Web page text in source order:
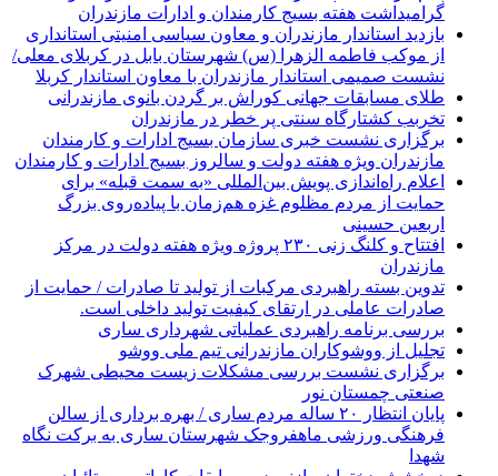
گرامیداشت هفته بسیج کارمندان و ادارات مازندران
بازدید استاندار مازندران و معاون سیاسی امنیتی استانداری
از موکب فاطمه الزهرا (س) شهرستان بابل در کربلای معلی/
نشست صمیمی استاندار مازندران با معاون استاندار کربلا
طلای مسابقات جهانی کوراش بر گردن بانوی مازندرانی
تخربب کشتارگاه سنتی پر خطر در مازندران
برگزاری نشست خبری سازمان بسیج ادارات و کارمندان
مازندران ویژه هفته دولت و سالروز بسیج ادارات و کارمندان
اعلام راه‌اندازی پویش بین‌المللی «به سمت قبله» برای
حمایت از مردم مظلوم غزه هم‌زمان با پیاده‌روی بزرگ
اربعین حسینی
افتتاح و کلنگ زنی ۲۳۰ پروژه ویژه هفته دولت در مرکز
مازندران
تدوین بسته راهبردی مرکبات از تولید تا صادرات / حمایت از
صادرات عاملی در ارتقای کیفیت تولید داخلی است.
بررسی برنامه راهبردی عملیاتی شهرداری ساری
تجلیل از ووشوکاران مازندرانی تیم ملی ووشو
برگزاری نشست بررسی مشکلات زیست محیطی شهرک
صنعتی چمستان نور
پایان انتظار ۲۰ ساله مردم ساری / بهره برداری از سالن
فرهنگی ورزشی ماهفروجک شهرستان ساری به برکت نگاه
شهدا